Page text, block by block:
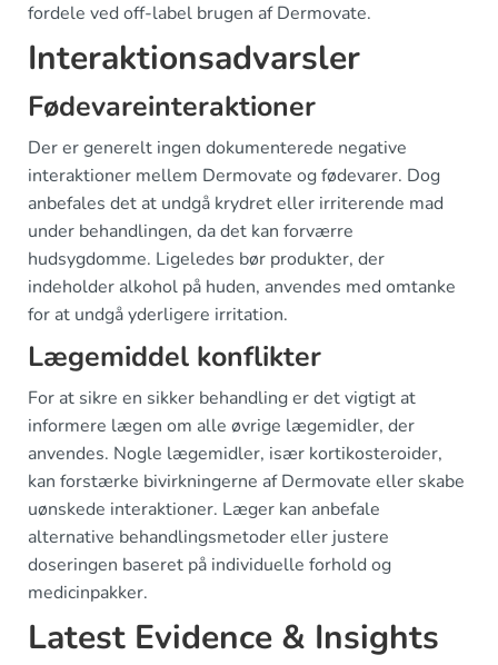
fordele ved off-label brugen af Dermovate.
Interaktionsadvarsler
Fødevareinteraktioner
Der er generelt ingen dokumenterede negative
interaktioner mellem Dermovate og fødevarer. Dog
anbefales det at undgå krydret eller irriterende mad
under behandlingen, da det kan forværre
hudsygdomme. Ligeledes bør produkter, der
indeholder alkohol på huden, anvendes med omtanke
for at undgå yderligere irritation.
Lægemiddel konflikter
For at sikre en sikker behandling er det vigtigt at
informere lægen om alle øvrige lægemidler, der
anvendes. Nogle lægemidler, især kortikosteroider,
kan forstærke bivirkningerne af Dermovate eller skabe
uønskede interaktioner. Læger kan anbefale
alternative behandlingsmetoder eller justere
doseringen baseret på individuelle forhold og
medicinpakker.
Latest Evidence & Insights